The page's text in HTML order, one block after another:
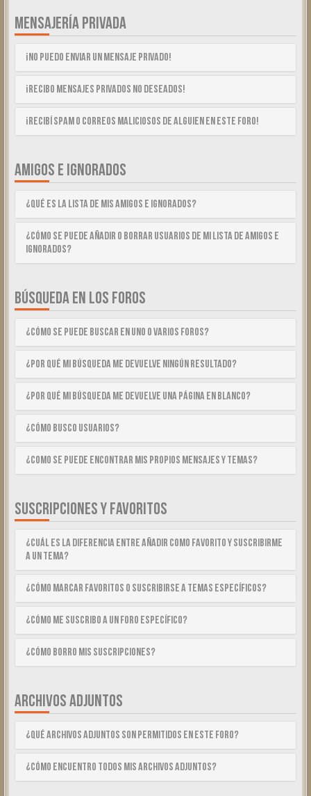
MENSAJERÍA PRIVADA
¡No puedo enviar un mensaje privado!
¡Recibo mensajes privados no deseados!
¡Recibí spam o correos maliciosos de alguien en este foro!
AMIGOS E IGNORADOS
¿Qué es la lista de Mis Amigos e Ignorados?
¿Cómo se puede añadir o borrar usuarios de mi lista de Amigos e
Ignorados?
BÚSQUEDA EN LOS FOROS
¿Cómo se puede buscar en uno o varios foros?
¿Por qué mi búsqueda me devuelve ningún resultado?
¿Por qué mi búsqueda me devuelve una página en blanco?
¿Cómo busco usuarios?
¿Como se puede encontrar mis propios mensajes y temas?
SUSCRIPCIONES Y FAVORITOS
¿Cuál es la diferencia entre añadir como Favorito y suscribirme
a un tema?
¿Cómo marcar Favoritos o suscribirse a temas específicos?
¿Cómo me suscribo a un foro específico?
¿Cómo borro mis suscripciones?
ARCHIVOS ADJUNTOS
¿Qué archivos adjuntos son permitidos en este foro?
¿Cómo encuentro todos mis archivos adjuntos?